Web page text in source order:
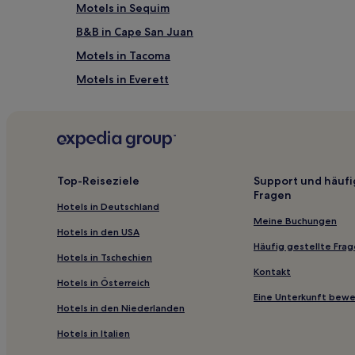
Flughafen Friday Harbor (FRD), 1,2 km vom Zentrum
Flughafen Lopez Island (LPS), 8,1 km vom Zentrum
Motels in Sequim
B&B in Cape San Juan
Motels in Tacoma
Motels in Everett
Hostels in Seattle
Motels in Aberdeen
Familien nahe Beach Camp at Sunset Bay
Hotels nahe Ann Starrett Mansion
Hotels nahe Doe Bay Hot Springs
Top-Reiseziele
Hotels in Deutschland
Hotels in den USA
Hotels in Tschechien
Hotels in Österreich
Hotels in den Niederlanden
Hotels in Italien
Support und
Fragen
Meine Buchungen
Häufig gestellte
Kontakt
Eine Unterkunft